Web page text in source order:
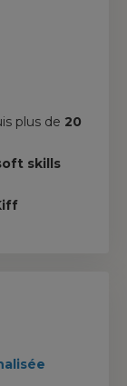
plus de 20
skills